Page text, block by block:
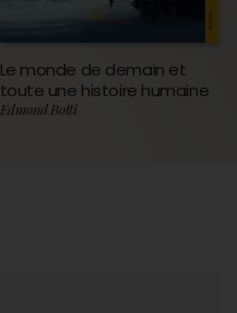
Le monde de demain et
toute une histoire humaine
Edmond Botti